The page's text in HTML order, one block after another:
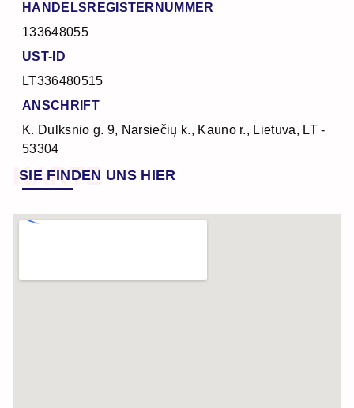
HANDELSREGISTERNUMMER
133648055
UST-ID
LT336480515
ANSCHRIFT
K. Dulksnio g. 9, Narsiečių k., Kauno r., Lietuva, LT -
53304
KARTE
SIE FINDEN UNS HIER